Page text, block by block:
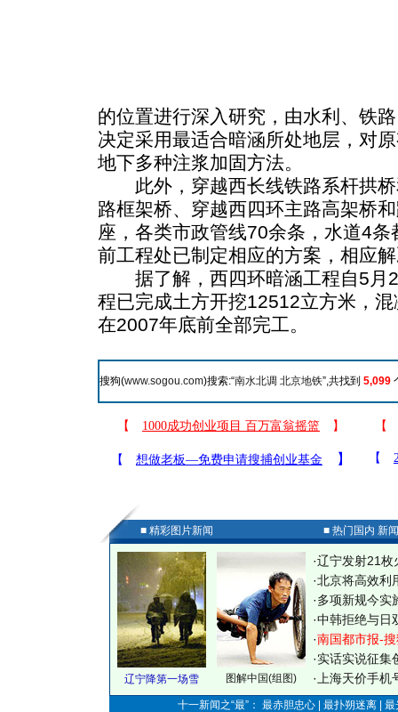
的位置进行深入研究，由水利、铁
决定采用最适合暗涵所处地层，对
地下多种注浆加固方法。
此外，穿越西长线铁路系杆拱桥
路框架桥、穿越西四环主路高架桥
座，各类市政管线70余条，水道4
前工程处已制定相应的方案，相应
据了解，西四环暗涵工程自5月
程已完成土方开挖12512立方米，
在2007年底前全部完工。
搜狗(www.sogou.com)搜索:“南水北调 北京地铁”,共找到 5,099
■ 精彩图片新闻 ■ 热门国内 新
辽宁降第一场雪 图解中国(组图)
·辽宁发射21枚
·北京将高效利
·多项新规今实
·中韩拒绝与日
·南国都市报-
·实话实说征集
· 上海天价手
十一新闻之“最”： 最赤胆忠心 | 最扑朔迷离 |